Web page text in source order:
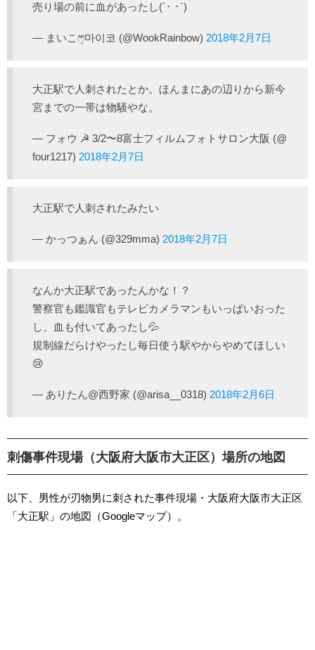
売り場の前に血があったし(´･ ･`)
— まいこෆ͙⃛마이코 (@WookRainbow) 2018年2月7日
大正駅で人刺されたとか。ほんまにあの辺りから新今
宮までの一帯は物騒やな。
— フォウ ☭ 3/2〜8富士フィルムフォトサロン大阪 (@
four1217) 2018年2月7日
大正駅で人刺されたみたい
— かっつぁん (@329mma) 2018年2月7日
なんか大正駅であったんかな！？
警察官も鑑識官もテレビカメラマンもいっぱいおった
し、血も付いてあったし💦
規制線だらけやったし毎日使う駅やからやめてほしい
😢
— ありたん@西野家 (@arisa__0318) 2018年2月6日
刺傷事件現場（大阪府大阪市大正区）場所の地図
以下、男性が刃物男に刺された事件現場・大阪府大阪市大正区
「大正駅」の地図（Googleマップ）。